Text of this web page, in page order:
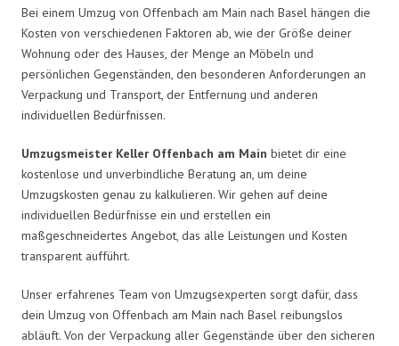
Bei einem Umzug von Offenbach am Main nach Basel hängen die
Kosten von verschiedenen Faktoren ab, wie der Größe deiner
Wohnung oder des Hauses, der Menge an Möbeln und
persönlichen Gegenständen, den besonderen Anforderungen an
Verpackung und Transport, der Entfernung und anderen
individuellen Bedürfnissen.
Umzugsmeister Keller Offenbach am Main bietet dir eine
kostenlose und unverbindliche Beratung an, um deine
Umzugskosten genau zu kalkulieren. Wir gehen auf deine
individuellen Bedürfnisse ein und erstellen ein
maßgeschneidertes Angebot, das alle Leistungen und Kosten
transparent aufführt.
Unser erfahrenes Team von Umzugsexperten sorgt dafür, dass
dein Umzug von Offenbach am Main nach Basel reibungslos
abläuft. Von der Verpackung aller Gegenstände über den sicheren